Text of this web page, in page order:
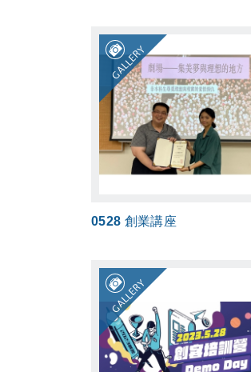
GALLERY
0528 創業講座
GALLERY